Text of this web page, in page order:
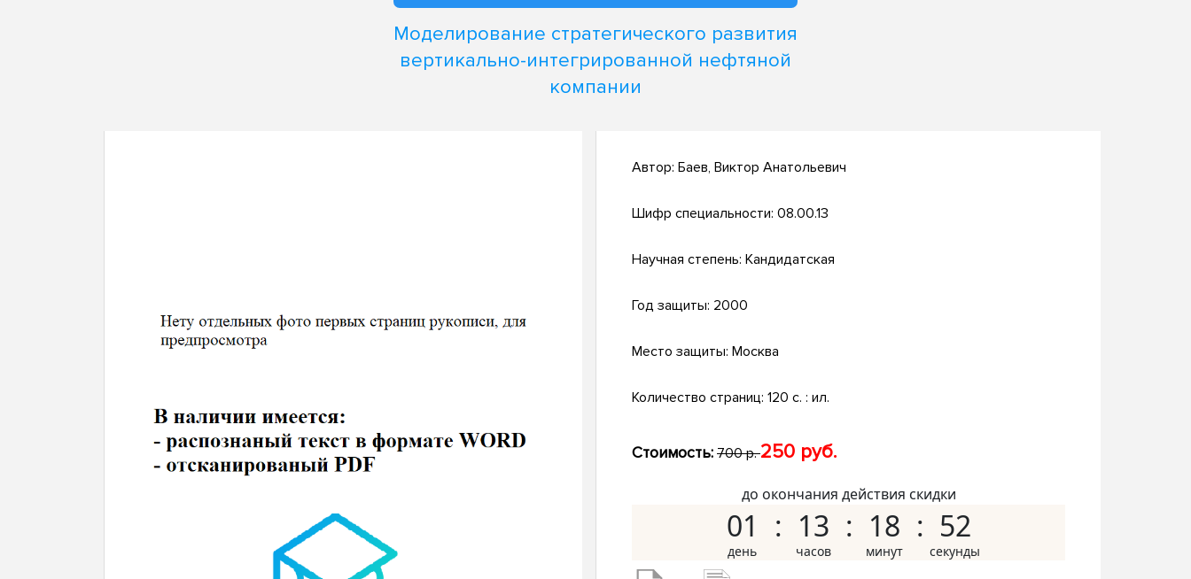
Моделирование стратегического развития
вертикально-интегрированной нефтяной
компании
Автор: Баев, Виктор Анатольевич
Шифр специальности: 08.00.13
Научная степень: Кандидатская
Год защиты: 2000
Место защиты: Москва
Количество страниц: 120 с. : ил.
Стоимость: 700 р.250 руб.
до окончания действия скидки
01 13 18 51